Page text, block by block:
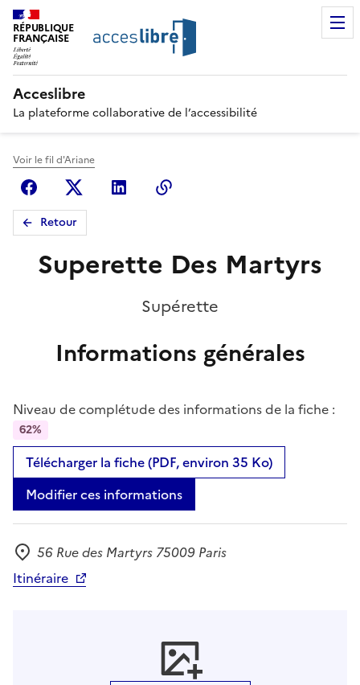
RÉPUBLIQUE
FRANÇAISE
Acceslibre
La plateforme collaborative de l’accessibilité
Voir le fil d'Ariane
FacebookX (anciennement Twitter)
Linkedin
Retour
Superette Des Martyrs
Supérette
Informations générales
Niveau de complétude des informations de la fiche :
62%
Télécharger la fiche (PDF, environ 35 Ko)
Modifier ces informations
Adresse
56 Rue des Martyrs 75009 Paris
Itinéraire